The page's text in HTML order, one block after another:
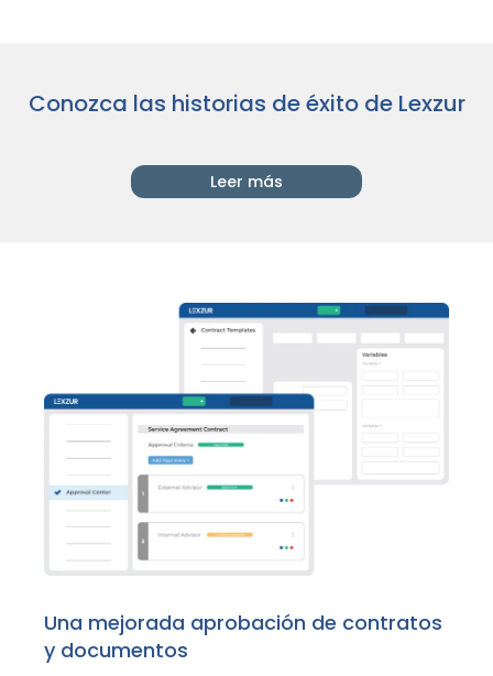
Conozca las historias de éxito de Lexzur
Leer más
Una mejorada aprobación de contratos
y documentos